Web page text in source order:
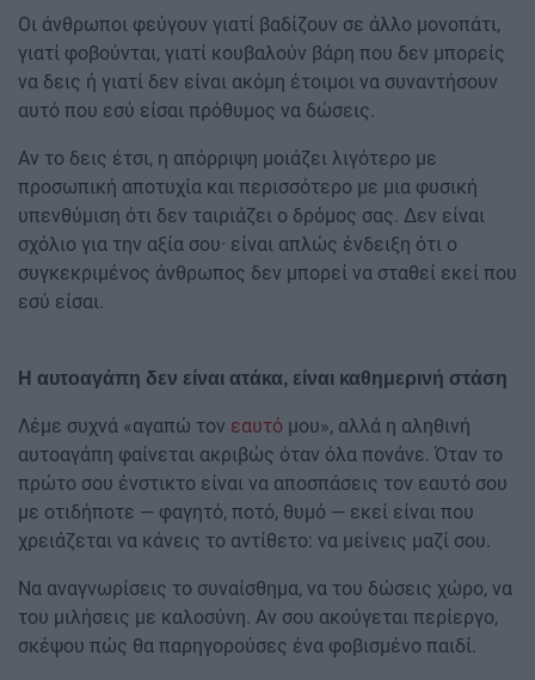
Οι άνθρωποι φεύγουν γιατί βαδίζουν σε άλλο μονοπάτι,
γιατί φοβούνται, γιατί κουβαλούν βάρη που δεν μπορείς
να δεις ή γιατί δεν είναι ακόμη έτοιμοι να συναντήσουν
αυτό που εσύ είσαι πρόθυμος να δώσεις.
Αν το δεις έτσι, η απόρριψη μοιάζει λιγότερο με
προσωπική αποτυχία και περισσότερο με μια φυσική
υπενθύμιση ότι δεν ταιριάζει ο δρόμος σας. Δεν είναι
σχόλιο για την αξία σου· είναι απλώς ένδειξη ότι ο
συγκεκριμένος άνθρωπος δεν μπορεί να σταθεί εκεί που
εσύ είσαι.
Η αυτοαγάπη δεν είναι ατάκα, είναι καθημερινή στάση
Λέμε συχνά «αγαπώ τον εαυτό μου», αλλά η αληθινή
αυτοαγάπη φαίνεται ακριβώς όταν όλα πονάνε. Όταν το
πρώτο σου ένστικτο είναι να αποσπάσεις τον εαυτό σου
με οτιδήποτε — φαγητό, ποτό, θυμό — εκεί είναι που
χρειάζεται να κάνεις το αντίθετο: να μείνεις μαζί σου.
Να αναγνωρίσεις το συναίσθημα, να του δώσεις χώρο, να
του μιλήσεις με καλοσύνη. Αν σου ακούγεται περίεργο,
σκέψου πώς θα παρηγορούσες ένα φοβισμένο παιδί.